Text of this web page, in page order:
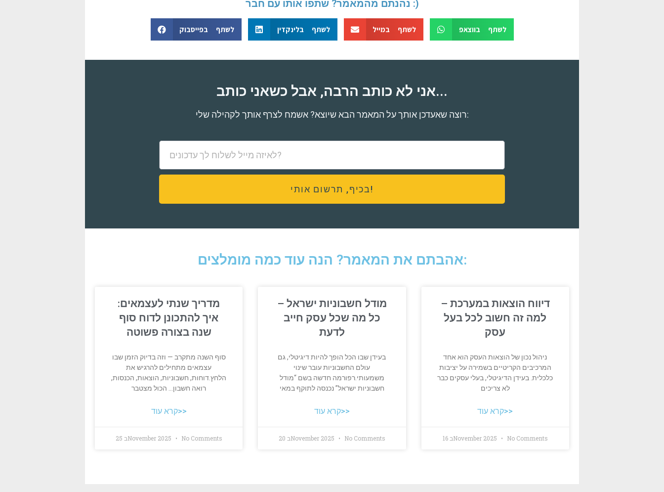
נהנתם מהמאמר? שתפו אותו עם חבר :)
לשתף בפייסבוק לשתף בלינקדין לשתף במייל לשתף בווצאפ
אני לא כותב הרבה, אבל כשאני כותב...
רוצה שאעדכן אותך על המאמר הבא שיוצא? אשמח לצרף אותך לקהילה שלי:
בכיף, תרשום אותי!
אהבתם את המאמר? הנה עוד כמה מומלצים:
מדריך שנתי לעצמאים:
איך להתכונן לדוח סוף
שנה בצורה פשוטה
סוף השנה מתקרב — וזה בדיוק הזמן שבו
עצמאים מתחילים להרגיש את
הלחץ.דוחות, חשבוניות, הוצאות, הכנסות,
רואה חשבון… הכול מצטבר
קרא עוד>>
25 בNovember 2025 No Comments
מודל חשבוניות ישראל –
כל מה שכל עסק חייב
לדעת
בעידן שבו הכל הופך להיות דיגיטלי, גם
עולם החשבוניות עובר שינוי
משמעותי.רפורמה חדשה בשם “מודל
חשבוניות ישראל” נכנסה לתוקף במאי
קרא עוד>>
20 בNovember 2025 No Comments
דיווח הוצאות במערכת –
למה זה חשוב לכל בעל
עסק
ניהול נכון של הוצאות העסק הוא אחד
המרכיבים הקריטיים בשמירה על יציבות
כלכלית. בעידן הדיגיטלי, בעלי עסקים כבר
לא צריכים
קרא עוד>>
16 בNovember 2025 No Comments